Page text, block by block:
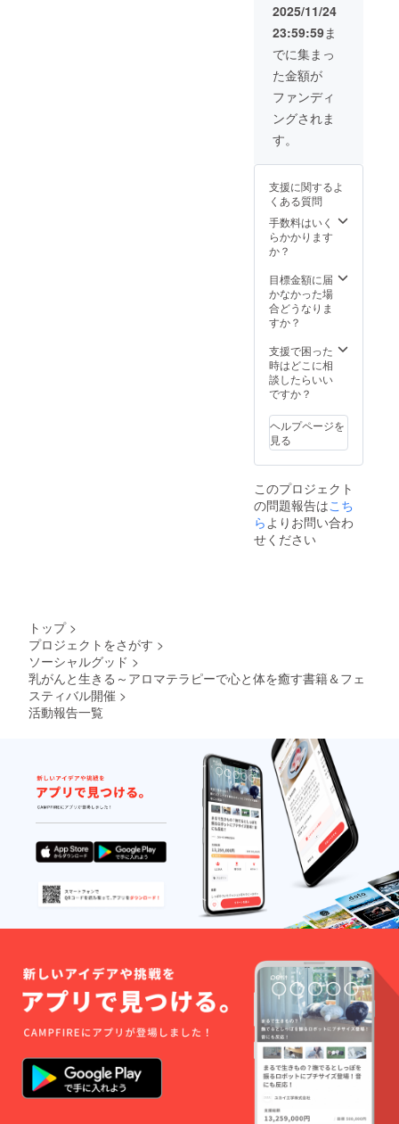
バタフ
ライ
ピー
（タ
イ）
2025/11/24
23:59:59ま
でに集まっ
た金額が
ファンディ
ングされま
す。
支援に関するよ
くある質問
手数料はいく
らかかります
か？
目標金額に届
かなかった場
合どうなりま
すか？
支援で困った
時はどこに相
談したらいい
ですか？
ヘルプページを
見る
このプロジェクト
の問題報告はこち
らよりお問い合わ
せください
トップ >
プロジェクトをさがす >
ソーシャルグッド >
乳がんと生きる～アロマテラピーで心と体を癒す書籍＆フェ
スティバル開催 >
活動報告一覧